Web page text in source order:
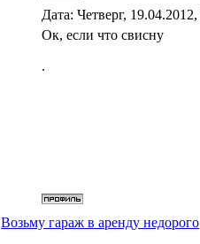
Дата: Четверг,
Ок, если что свисну
.
Возьму гараж в аренду недорого